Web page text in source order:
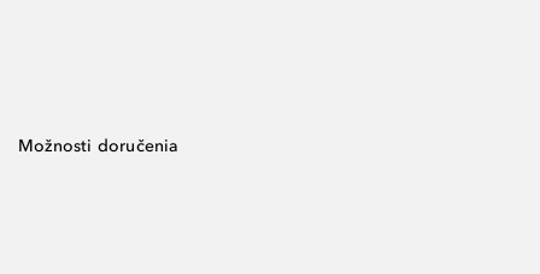
Možnosti doručenia